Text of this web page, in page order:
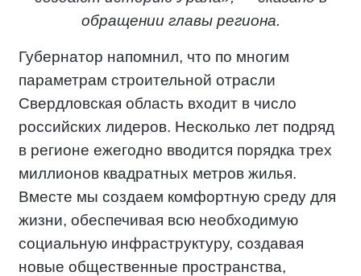
обращении главы региона.
Губернатор напомнил, что по многим
параметрам строительной отрасли
Свердловская область входит в число
российских лидеров. Несколько лет подряд
в регионе ежегодно вводится порядка трех
миллионов квадратных метров жилья.
Вместе мы создаем комфортную среду для
жизни, обеспечивая всю необходимую
социальную инфраструктуру, создавая
новые общественные пространства,